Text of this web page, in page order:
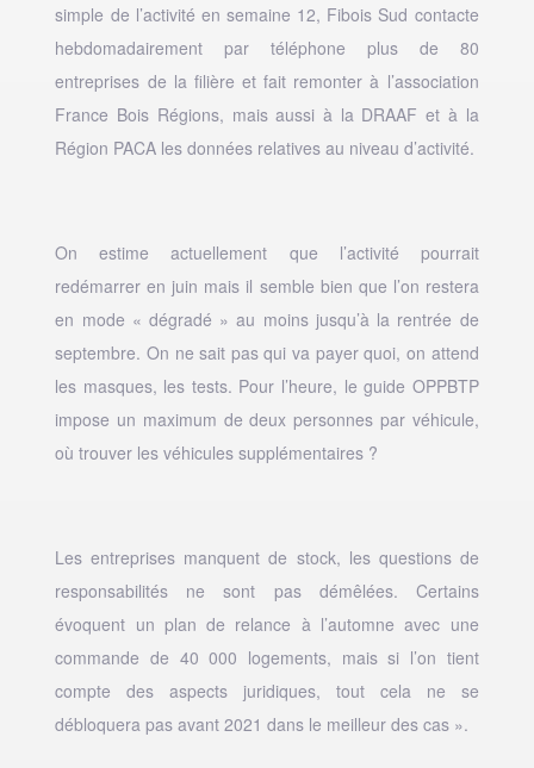
simple de l’activité en semaine 12, Fibois Sud contacte
hebdomadairement par téléphone plus de 80
entreprises de la filière et fait remonter à l’association
France Bois Régions, mais aussi à la DRAAF et à la
Région PACA les données relatives au niveau d’activité.
On estime actuellement que l’activité pourrait
redémarrer en juin mais il semble bien que l’on restera
en mode « dégradé » au moins jusqu’à la rentrée de
septembre. On ne sait pas qui va payer quoi, on attend
les masques, les tests. Pour l’heure, le guide OPPBTP
impose un maximum de deux personnes par véhicule,
où trouver les véhicules supplémentaires ?
Les entreprises manquent de stock, les questions de
responsabilités ne sont pas démêlées. Certains
évoquent un plan de relance à l’automne avec une
commande de 40 000 logements, mais si l’on tient
compte des aspects juridiques, tout cela ne se
débloquera pas avant 2021 dans le meilleur des cas ».